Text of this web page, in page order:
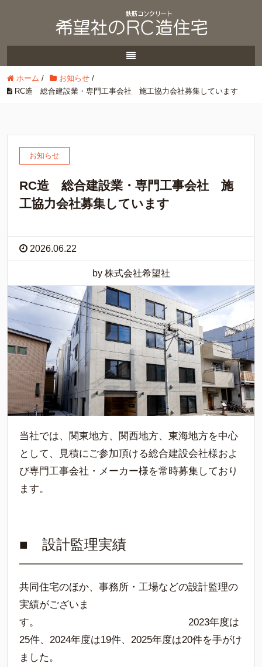
ホーム / お知らせ /
RC造 総合建設業・専門工事会社 施工協力会社募集しています
お知らせ
RC造 総合建設業・専門工事会社 施
工協力会社募集しています
2026.06.22
by 株式会社希望社
当社では、関東地方、関西地方、東海地方を中心
として、見積にご参加頂ける総合建設会社様およ
び専門工事会社・メーカー様を常時募集しており
ます。
■ 設計監理実績
共同住宅のほか、事務所・工場などの設計監理の
実績がございま
す。 2023年度は
25件、2024年度は19件、2025年度は20件を手がけ
ました。